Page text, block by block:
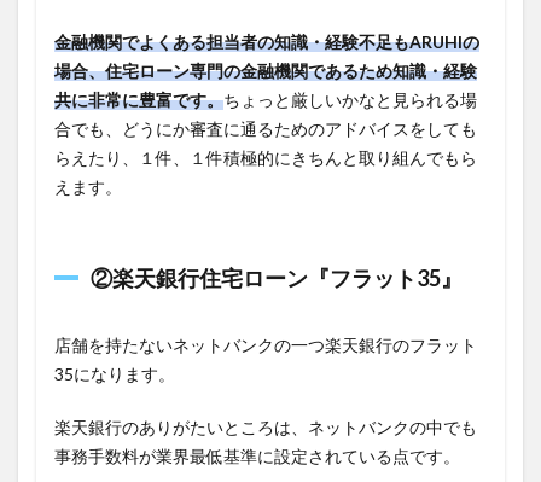
金融機関でよくある担当者の知識・経験不足もARUHIの
場合、住宅ローン専門の金融機関であるため知識・経験
共に非常に豊富です。ちょっと厳しいかなと見られる場
合でも、どうにか審査に通るためのアドバイスをしても
らえたり、１件、１件積極的にきちんと取り組んでもら
えます。
②楽天銀行住宅ローン『フラット35』
店舗を持たないネットバンクの一つ楽天銀行のフラット
35になります。
楽天銀行のありがたいところは、ネットバンクの中でも
事務手数料が業界最低基準に設定されている点です。